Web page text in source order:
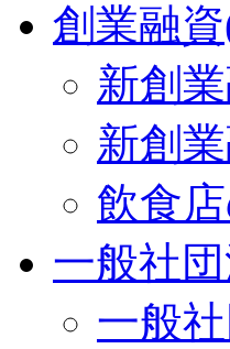
創業融
新創
新創
飲食
一般社
一般